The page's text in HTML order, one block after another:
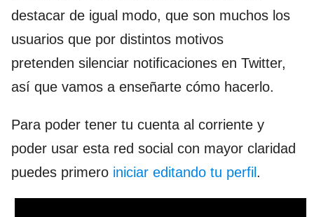
destacar de igual modo, que son muchos los
usuarios que por distintos motivos
pretenden silenciar notificaciones en Twitter,
así que vamos a enseñarte cómo hacerlo.
Para poder tener tu cuenta al corriente y
poder usar esta red social con mayor claridad
puedes primero iniciar editando tu perfil .